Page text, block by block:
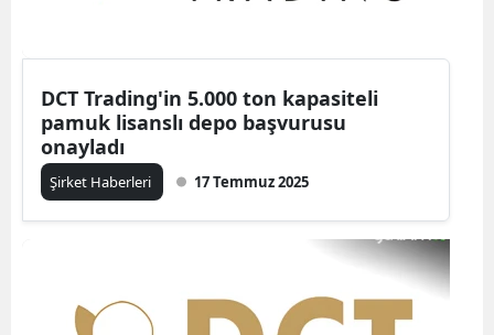
DCT Trading'in 5.000 ton kapasiteli
pamuk lisanslı depo başvurusu
onayladı
Şirket Haberleri 17 Temmuz 2025